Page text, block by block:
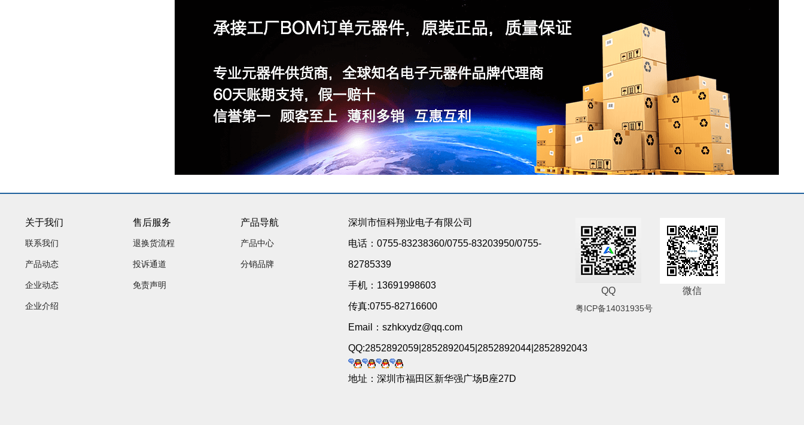
关于我们
联系我们
产品动态
企业动态
企业介绍
售后服务
退换货流程
投诉通道
免责声明
产品导航
产品中心
分销品牌
深圳市恒科翔业电子有限公司
电话：0755-83238360/0755-83203950/0755-
82785339
手机：13691998603
传真:0755-82716600
Email：szhkxydz@qq.com
QQ:2852892059|2852892045|2852892044|2852892043
地址：深圳市福田区新华强广场B座27D
QQ 微信
粤ICP备14031935号